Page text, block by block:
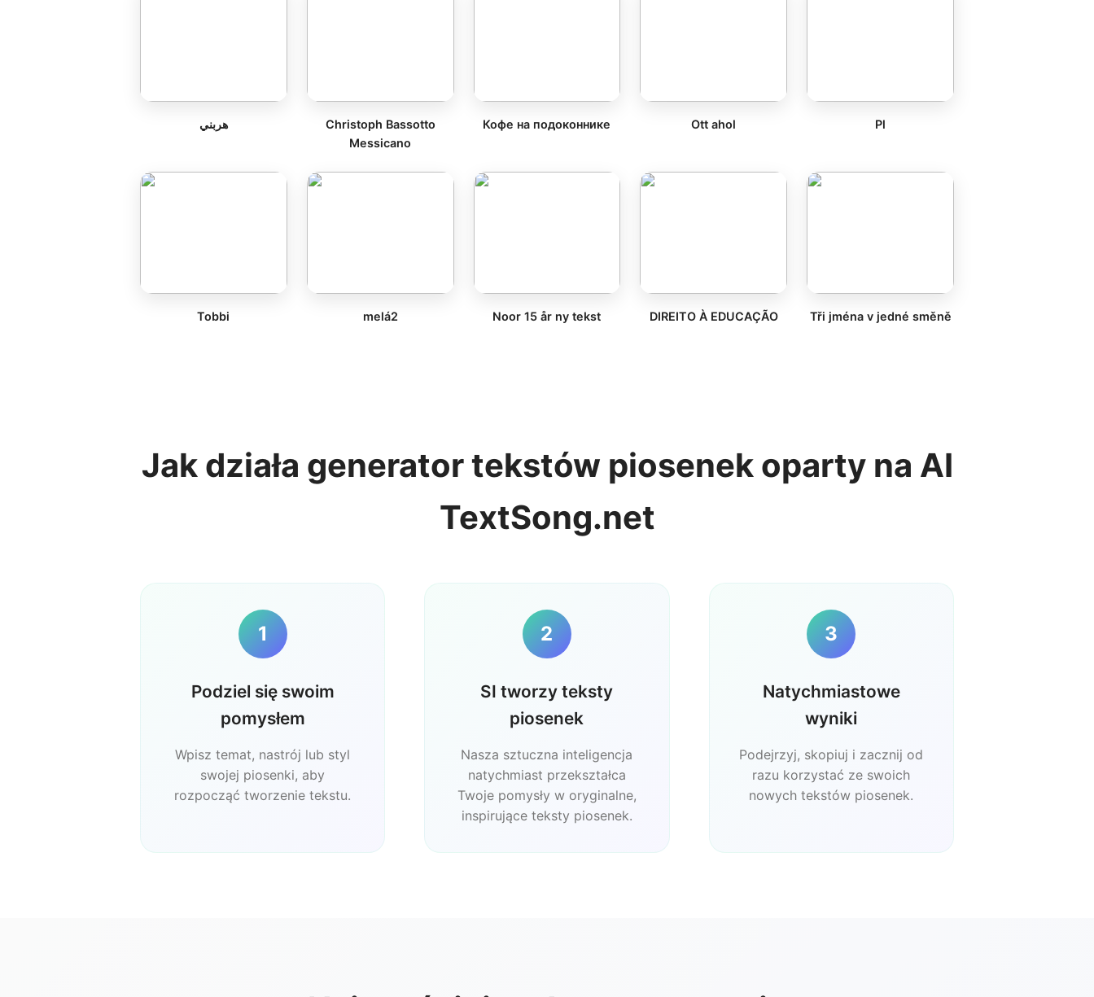
هربني
Christoph Bassotto
Messicano
Кофе на подоконнике Ott ahol Pl
Tobbi melá2 Noor 15 år ny tekst DIREITO À EDUCAÇÃO Tři jména v jedné směně
Jak działa generator tekstów piosenek oparty na AI
TextSong.net
1
Podziel się swoim
pomysłem
Wpisz temat, nastrój lub styl
swojej piosenki, aby
rozpocząć tworzenie tekstu.
2
SI tworzy teksty
piosenek
Nasza sztuczna inteligencja
natychmiast przekształca
Twoje pomysły w oryginalne,
inspirujące teksty piosenek.
3
Natychmiastowe
wyniki
Podejrzyj, skopiuj i zacznij od
razu korzystać ze swoich
nowych tekstów piosenek.